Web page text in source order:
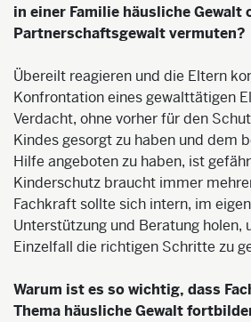
in einer Familie häusliche Gewalt
Partnerschaftsgewalt vermuten?
Übereilt reagieren und die Eltern
Konfrontation eines gewalttätigen
Verdacht, ohne vorher für den
Kindes gesorgt zu haben und dem
Hilfe angeboten zu haben, ist
Kinderschutz braucht immer
Fachkraft sollte sich intern, im
Unterstützung und Beratung holen,
Einzelfall die richtigen Schritte zu
Warum ist es so wichtig, dass
Thema häusliche Gewalt